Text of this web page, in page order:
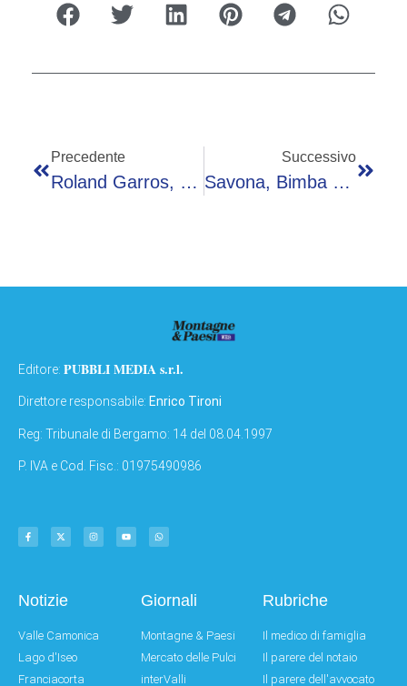
Precedente
Roland Garros, Mensik Eroico: Batte Navone (e I Crampi) E Vola Al Terzo Turno Dopo 5 Ore Di Battaglia
Successivo
Savona, Bimba Di 3 Anni Risucchiata In Bocchettone Idromassaggio: È Grave
Editore: PUBBLI MEDIA s.r.l.
Direttore responsabile: Enrico Tironi
Reg: Tribunale di Bergamo: 14 del 08.04.1997
P. IVA e Cod. Fisc.: 01975490986
Notizie
Valle Camonica
Lago d'Iseo
Franciacorta
Giornali
Montagne & Paesi
Mercato delle Pulci
interValli
Rubriche
Il medico di famiglia
Il parere del notaio
Il parere dell'avvocato